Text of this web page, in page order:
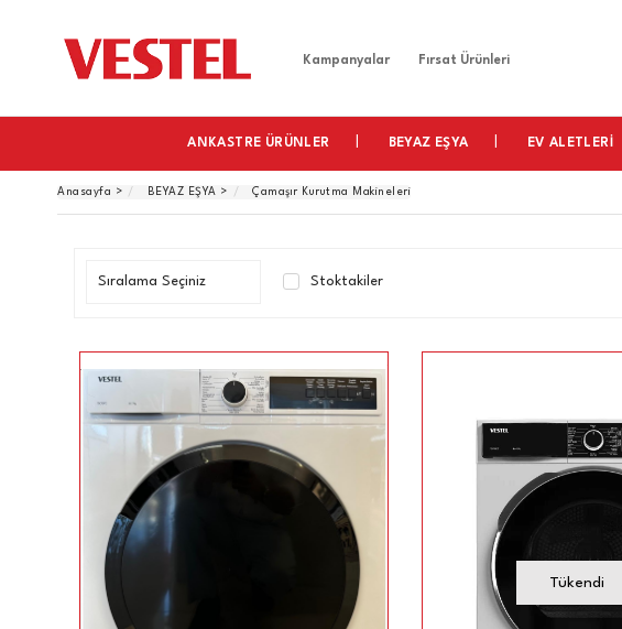
Kampanyalar Fırsat Ürünleri
Home
ANKASTRE ÜRÜNLER BEYAZ EŞYA EV ALETLERİ
Anasayfa > BEYAZ EŞYA > Çamaşır Kurutma Makineleri
Stoktakiler
Tükendi